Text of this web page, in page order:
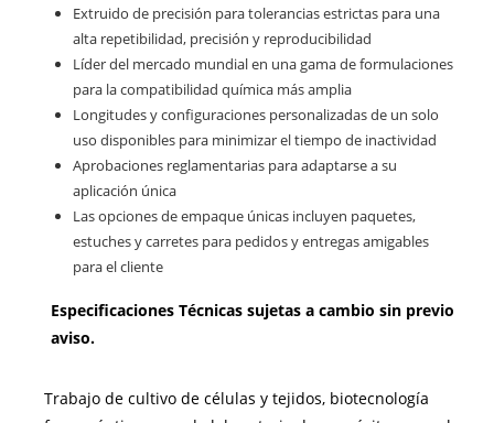
Extruido de precisión para tolerancias estrictas para una
alta repetibilidad, precisión y reproducibilidad
Líder del mercado mundial en una gama de formulaciones
para la compatibilidad química más amplia
Longitudes y configuraciones personalizadas de un solo
uso disponibles para minimizar el tiempo de inactividad
Aprobaciones reglamentarias para adaptarse a su
aplicación única
Las opciones de empaque únicas incluyen paquetes,
estuches y carretes para pedidos y entregas amigables
para el cliente
Especificaciones Técnicas sujetas a cambio sin previo
aviso.
Trabajo de cultivo de células y tejidos, biotecnología